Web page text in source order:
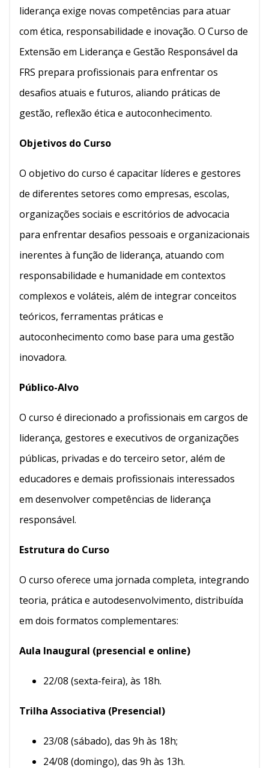
liderança exige novas competências para atuar
com ética, responsabilidade e inovação. O Curso de
Extensão em Liderança e Gestão Responsável da
FRS prepara profissionais para enfrentar os
desafios atuais e futuros, aliando práticas de
gestão, reflexão ética e autoconhecimento.
Objetivos do Curso
O objetivo do curso é capacitar líderes e gestores
de diferentes setores como empresas, escolas,
organizações sociais e escritórios de advocacia
para enfrentar desafios pessoais e organizacionais
inerentes à função de liderança, atuando com
responsabilidade e humanidade em contextos
complexos e voláteis, além de integrar conceitos
teóricos, ferramentas práticas e
autoconhecimento como base para uma gestão
inovadora.
Público-Alvo
O curso é direcionado a profissionais em cargos de
liderança, gestores e executivos de organizações
públicas, privadas e do terceiro setor, além de
educadores e demais profissionais interessados
em desenvolver competências de liderança
responsável.
Estrutura do Curso
O curso oferece uma jornada completa, integrando
teoria, prática e autodesenvolvimento, distribuída
em dois formatos complementares:
Aula Inaugural (presencial e online)
22/08 (sexta-feira), às 18h.
Trilha Associativa (Presencial)
23/08 (sábado), das 9h às 18h;
24/08 (domingo), das 9h às 13h.